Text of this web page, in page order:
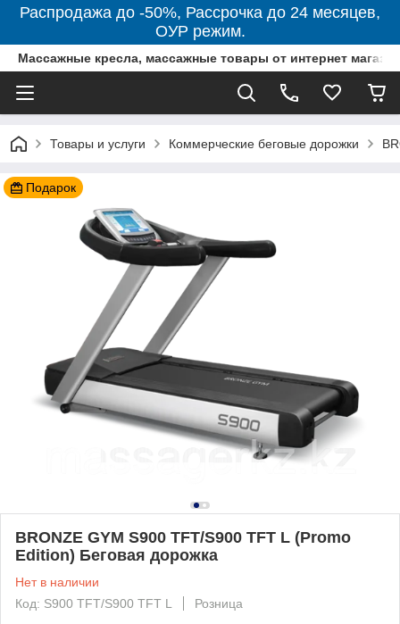
Распродажа до -50%, Рассрочка до 24 месяцев,
ОУР режим.
Массажные кресла, массажные товары от интернет
Товары и услуги Коммерческие беговые дорожки
Подарок
BRONZE GYM S900 TFT/S900 TFT L (Promo
Edition) Беговая дорожка
Нет в наличии
Код: S900 TFT/S900 TFT L
Розница